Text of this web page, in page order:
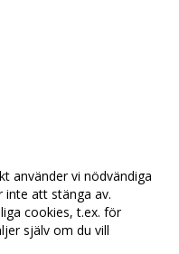
använder vi nödvändiga
inte att stänga av.
cookies, t.ex. för
själv om du vill